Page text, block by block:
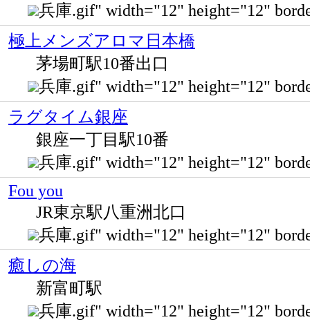
兵庫.gif" width="12" height="12"
極上メンズアロマ日本橋
茅場町駅10番出口
兵庫.gif" width="12" height="12"
ラグタイム銀座
銀座一丁目駅10番
兵庫.gif" width="12" height="12"
Fou you
JR東京駅八重洲北口
兵庫.gif" width="12" height="12"
癒しの海
新富町駅
兵庫.gif" width="12" height="12"